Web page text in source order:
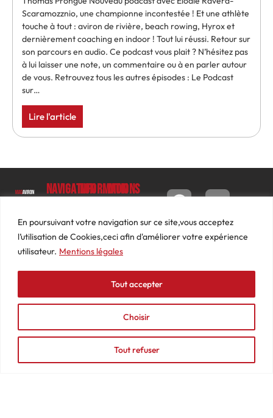
En poursuivant votre navigation sur ce site,vous acceptez
l’utilisation de Cookies,ceci afin d'améliorer votre expérience
utilisateur. Mentions légales
Choisir
Tout refuser
Tout accepter
Scaramozznio, une championne incontestée ! Et une athlète
touche à tout : aviron de rivière, beach rowing, Hyrox et
dernièrement coaching en indoor ! Tout lui réussi. Retour sur
son parcours en audio. Ce podcast vous plait ? N’hésitez pas
à lui laisser une note, un commentaire ou à en parler autour
de vous. Retrouvez tous les autres épisodes : Le Podcast
sur…
Lire l'article
Luc
Barbier
69640
74
87
contact@mediasaviron.fr
Navigation
Le
Magazine
Photos
Actualités
Podcasts
Informations
Conditions
générales
de ventes
Mentions
légales
Mon
Tableau
de bord
Commandes
Adresses
Détails
du
compte